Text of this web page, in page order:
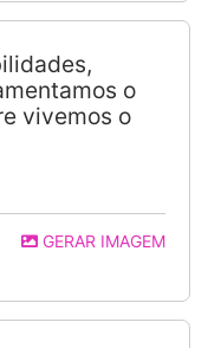
o
vivemos o
GERAR IMAGEM